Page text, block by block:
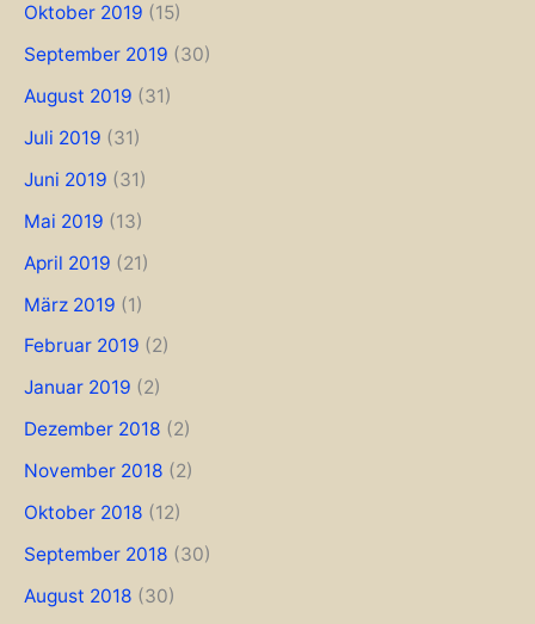
Oktober 2019 (15)
September 2019 (30)
August 2019 (31)
Juli 2019 (31)
Juni 2019 (31)
Mai 2019 (13)
April 2019 (21)
März 2019 (1)
Februar 2019 (2)
Januar 2019 (2)
Dezember 2018 (2)
November 2018 (2)
Oktober 2018 (12)
September 2018 (30)
August 2018 (30)